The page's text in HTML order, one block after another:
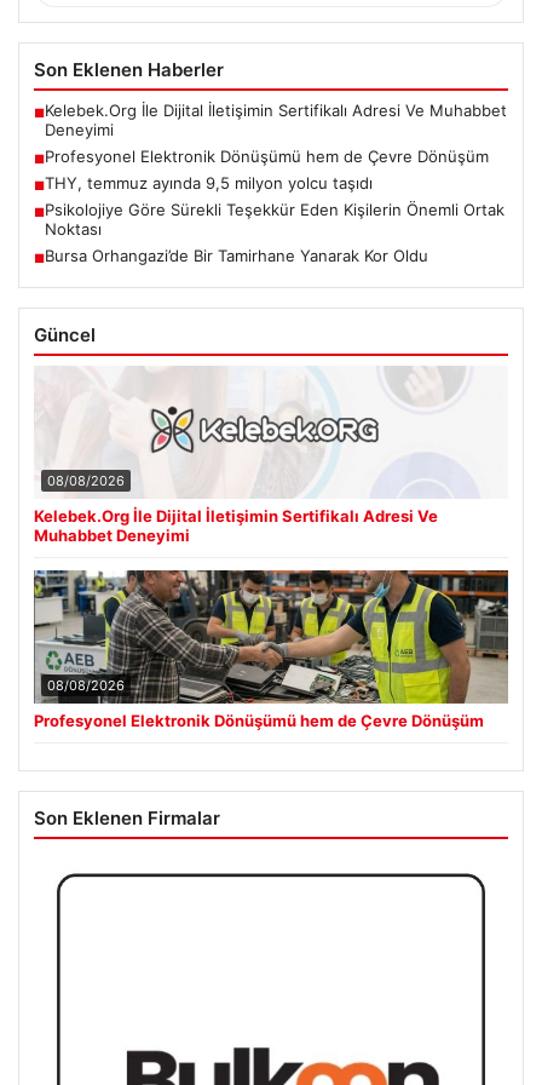
Son Eklenen Haberler
■Kelebek.Org İle Dijital İletişimin Sertifikalı Adresi Ve Muhabbet
Deneyimi
■Profesyonel Elektronik Dönüşümü hem de Çevre Dönüşüm
■THY, temmuz ayında 9,5 milyon yolcu taşıdı
■Psikolojiye Göre Sürekli Teşekkür Eden Kişilerin Önemli Ortak
Noktası
■Bursa Orhangazi’de Bir Tamirhane Yanarak Kor Oldu
Güncel
08/08/2026
Kelebek.Org İle Dijital İletişimin Sertifikalı Adresi Ve
Muhabbet Deneyimi
08/08/2026
Profesyonel Elektronik Dönüşümü hem de Çevre Dönüşüm
Son Eklenen Firmalar